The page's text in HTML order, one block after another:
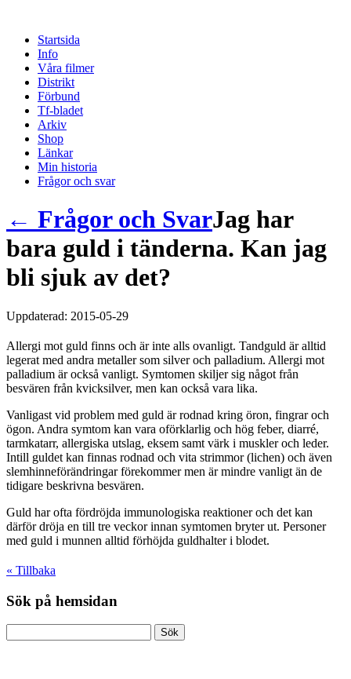
Startsida
Info
Våra filmer
Distrikt
Förbund
Tf-bladet
Arkiv
Shop
Länkar
Min historia
Frågor och svar
← Frågor och SvarJag har
bara guld i tänderna. Kan jag
bli sjuk av det?
Uppdaterad: 2015-05-29
Allergi mot guld finns och är inte alls ovanligt. Tandguld är alltid
legerat med andra metaller som silver och palladium. Allergi mot
palladium är också vanligt. Symtomen skiljer sig något från
besvären från kvicksilver, men kan också vara lika.
Vanligast vid problem med guld är rodnad kring öron, fingrar och
ögon. Andra symtom kan vara oförklarlig och hög feber, diarré,
tarmkatarr, allergiska utslag, eksem samt värk i muskler och leder.
Intill guldet kan finnas rodnad och vita strimmor (lichen) och även
slemhinneförändringar förekommer men är mindre vanligt än de
tidigare beskrivna besvären.
Guld har ofta fördröjda immunologiska reaktioner och det kan
därför dröja en till tre veckor innan symtomen bryter ut. Personer
med guld i munnen alltid förhöjda guldhalter i blodet.
« Tillbaka
Sök på hemsidan